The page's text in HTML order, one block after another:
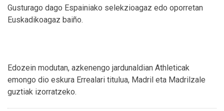
Gusturago dago Espainiako selekzioagaz edo oporretan
Euskadikoagaz baiño.
Edozein modutan, azkenengo jardunaldian Athleticak
emongo dio eskura Errealari titulua, Madril eta Madrilzale
guztiak izorratzeko.